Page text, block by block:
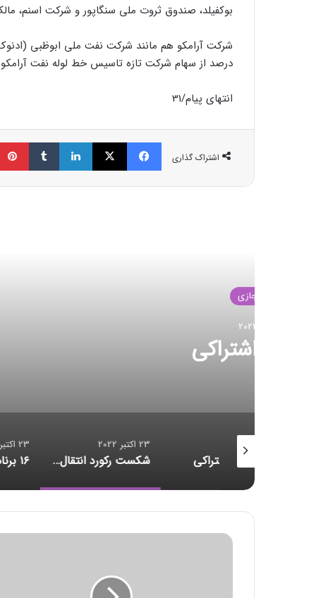
بوکفیلد، صندوق ثروت ملی سنگاپور و شرکت اسنم،
درصد از سهام شرکت تازه تاسیس خط لوله نفت آرامکو
انتهای پیام/31
اشتراک گذاری
فیسبوک ایکس لینکداین تامبلر
شکست
شکست رکورد انتقال داده
پ